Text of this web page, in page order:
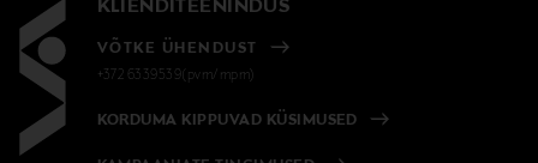
Bulevardi 21, 00180, Helsinki, Finland
Digitaalne aadress
https://www.wella.com/professional/fi-FI/contact-us
KLIENDITEENINDUS
VÕTKE ÜHENDUST
+372 6339539(pvm/mpm)
KORDUMA KIPPUVAD KÜSIMUSED